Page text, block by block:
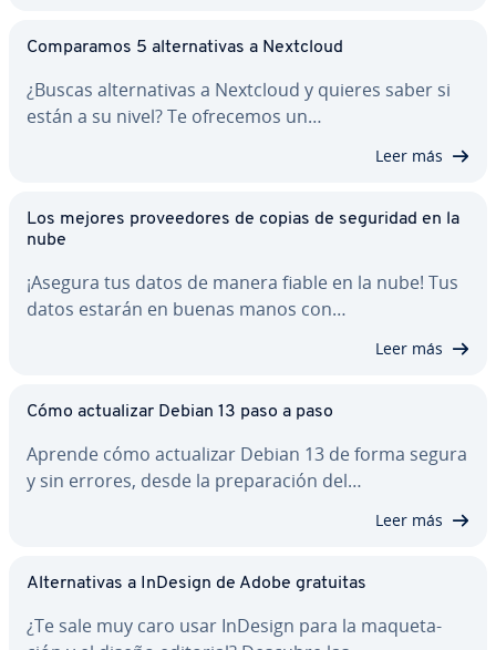
Co­m­pa­ra­mos 5 al­te­r­na­ti­vas a Nextcloud
¿Buscas al­te­r­na­ti­vas a Nextcloud y quieres saber si
están a su nivel? Te ofrecemos un…
Leer más
Los mejores pro­vee­do­res de copias de seguridad en la
nube
¡Asegura tus datos de manera fiable en la nube! Tus
datos estarán en buenas manos con…
Leer más
Cómo ac­tua­li­zar Debian 13 paso a paso
Aprende cómo ac­tua­li­zar Debian 13 de forma segura
y sin errores, desde la pre­pa­ra­ción del…
Leer más
Al­te­r­na­ti­vas a InDesign de Adobe gratuitas
¿Te sale muy caro usar InDesign para la ma­que­ta­